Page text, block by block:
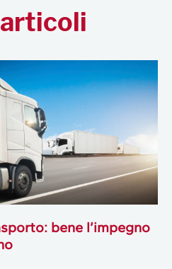
bene l’impegno